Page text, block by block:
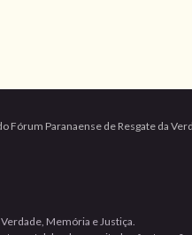
Fórum Paranaense de Resgate da
Memória e Justiça.